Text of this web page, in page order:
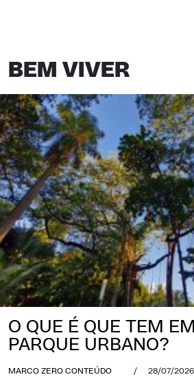
BEM VIVER
O QUE É QUE TEM
PARQUE URBANO?
MARCO ZERO CONTEÚDO / 28/07/2026